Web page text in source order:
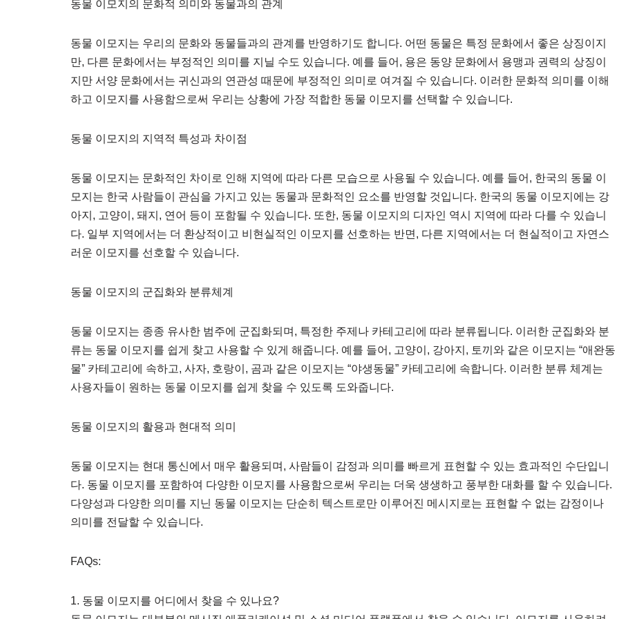
동물 이모지의 문화적 의미와 동물과의 관계
동물 이모지는 우리의 문화와 동물들과의 관계를 반영하기도 합니다. 어떤 동물은 특정 문화에서 좋은 상징이지
만, 다른 문화에서는 부정적인 의미를 지닐 수도 있습니다. 예를 들어, 용은 동양 문화에서 용맹과 권력의 상징이
지만 서양 문화에서는 귀신과의 연관성 때문에 부정적인 의미로 여겨질 수 있습니다. 이러한 문화적 의미를 이해
하고 이모지를 사용함으로써 우리는 상황에 가장 적합한 동물 이모지를 선택할 수 있습니다.
동물 이모지의 지역적 특성과 차이점
동물 이모지는 문화적인 차이로 인해 지역에 따라 다른 모습으로 사용될 수 있습니다. 예를 들어, 한국의 동물 이
모지는 한국 사람들이 관심을 가지고 있는 동물과 문화적인 요소를 반영할 것입니다. 한국의 동물 이모지에는 강
아지, 고양이, 돼지, 연어 등이 포함될 수 있습니다. 또한, 동물 이모지의 디자인 역시 지역에 따라 다를 수 있습니
다. 일부 지역에서는 더 환상적이고 비현실적인 이모지를 선호하는 반면, 다른 지역에서는 더 현실적이고 자연스
러운 이모지를 선호할 수 있습니다.
동물 이모지의 군집화와 분류체계
동물 이모지는 종종 유사한 범주에 군집화되며, 특정한 주제나 카테고리에 따라 분류됩니다. 이러한 군집화와 분
류는 동물 이모지를 쉽게 찾고 사용할 수 있게 해줍니다. 예를 들어, 고양이, 강아지, 토끼와 같은 이모지는 “애완동
물” 카테고리에 속하고, 사자, 호랑이, 곰과 같은 이모지는 “야생동물” 카테고리에 속합니다. 이러한 분류 체계는
사용자들이 원하는 동물 이모지를 쉽게 찾을 수 있도록 도와줍니다.
동물 이모지의 활용과 현대적 의미
동물 이모지는 현대 통신에서 매우 활용되며, 사람들이 감정과 의미를 빠르게 표현할 수 있는 효과적인 수단입니
다. 동물 이모지를 포함하여 다양한 이모지를 사용함으로써 우리는 더욱 생생하고 풍부한 대화를 할 수 있습니다.
다양성과 다양한 의미를 지닌 동물 이모지는 단순히 텍스트로만 이루어진 메시지로는 표현할 수 없는 감정이나
의미를 전달할 수 있습니다.
FAQs:
1. 동물 이모지를 어디에서 찾을 수 있나요?